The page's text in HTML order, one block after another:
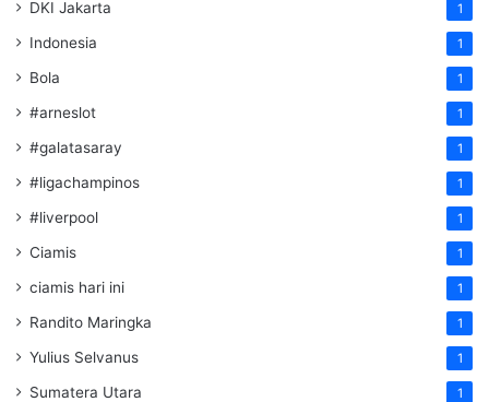
DKI Jakarta 1
Indonesia 1
Bola 1
#arneslot 1
#galatasaray 1
#ligachampinos 1
#liverpool 1
Ciamis 1
ciamis hari ini 1
Randito Maringka 1
Yulius Selvanus 1
Sumatera Utara 1